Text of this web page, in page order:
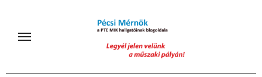
content